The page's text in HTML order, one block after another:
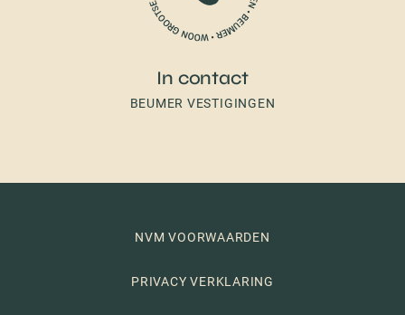
In contact
BEUMER VESTIGINGEN
NVM VOORWAARDEN
PRIVACY VERKLARING